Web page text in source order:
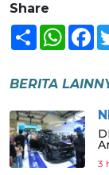
Share
Share
BERITA
3